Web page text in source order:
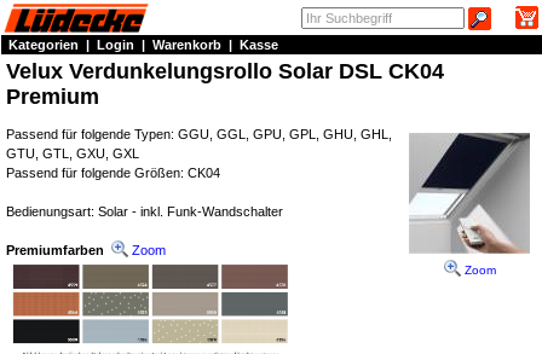
Kategorien | Login | Warenkorb | Kasse
Velux Verdunkelungsrollo Solar DSL CK04
Premium
Zoom
Passend für folgende Typen: GGU, GGL, GPU, GPL, GHU, GHL,
GTU, GTL, GXU, GXL
Passend für folgende Größen: CK04
Bedienungsart: Solar - inkl. Funk-Wandschalter
Premiumfarben Zoom